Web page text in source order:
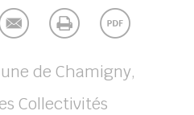
de Chamigny,
Collectivités